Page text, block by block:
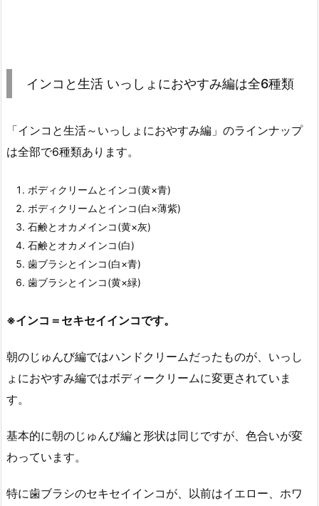
インコと生活 いっしょにおやすみ編は全6種類
「インコと生活～いっしょにおやすみ編」のラインナップ
は全部で6種類あります。
ボディクリームとインコ(黄×青)
ボディクリームとインコ(白×薄紫)
石鹸とオカメインコ(黄×灰)
石鹸とオカメインコ(白)
歯ブラシとインコ(白×青)
歯ブラシとインコ(黄×緑)
※インコ＝セキセイインコです。
朝のじゅんび編ではハンドクリームだったものが、いっし
ょにおやすみ編ではボディークリームに変更されていま
す。
基本的に朝のじゅんび編と形状は同じですが、色合いが変
わっています。
特に歯ブラシのセキセイインコが、以前はイエロー、ホワ